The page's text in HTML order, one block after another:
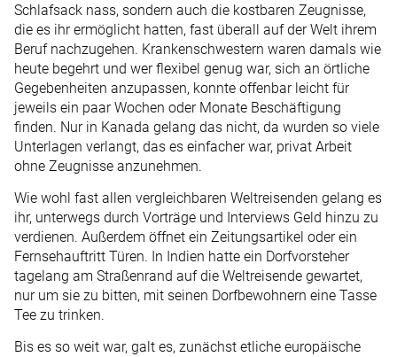
Schlafsack nass, sondern auch die kostbaren Zeugnisse,
die es ihr ermöglicht hatten, fast überall auf der Welt ihrem
Beruf nachzugehen. Krankenschwestern waren damals wie
heute begehrt und wer flexibel genug war, sich an örtliche
Gegebenheiten anzupassen, konnte offenbar leicht für
jeweils ein paar Wochen oder Monate Beschäftigung
finden. Nur in Kanada gelang das nicht, da wurden so viele
Unterlagen verlangt, das es einfacher war, privat Arbeit
ohne Zeugnisse anzunehmen.
Wie wohl fast allen vergleichbaren Weltreisenden gelang es
ihr, unterwegs durch Vorträge und Interviews Geld hinzu zu
verdienen. Außerdem öffnet ein Zeitungsartikel oder ein
Fernsehauftritt Türen. In Indien hatte ein Dorfvorsteher
tagelang am Straßenrand auf die Weltreisende gewartet,
nur um sie zu bitten, mit seinen Dorfbewohnern eine Tasse
Tee zu trinken.
Bis es so weit war, galt es, zunächst etliche europäische